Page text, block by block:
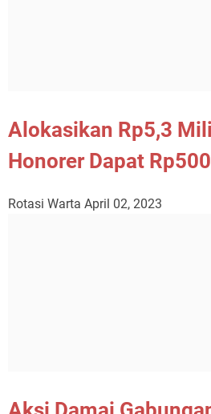
Honorer Dapat
Rotasi Warta April 02, 2023
Copot Pejabat Yang